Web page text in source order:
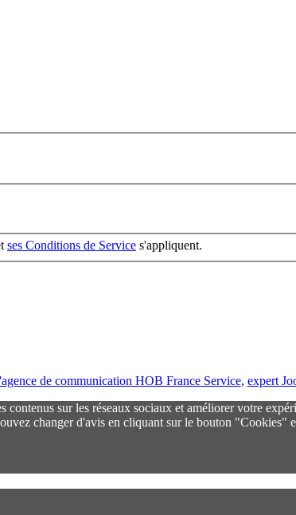
ses Conditions de Service s'appliquent.
de communication HOB France Service, expert
sur les réseaux sociaux et améliorer votre
changer d'avis en cliquant sur le bouton "Cookies"